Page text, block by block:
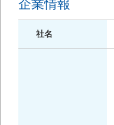
企業情報
社名